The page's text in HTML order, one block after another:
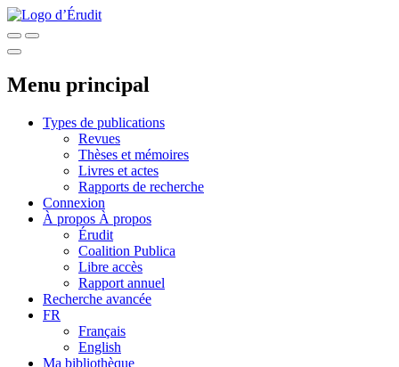
Menu principal
Types de publications
Revues
Thèses et mémoires
Livres et actes
Rapports de recherche
Connexion
À propos À propos
Érudit
Coalition Publica
Libre accès
Rapport annuel
Recherche avancée
FR
Français
English
Ma bibliothèque